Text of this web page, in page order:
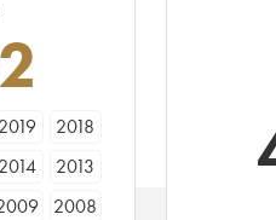
2019
2018
2014
2013
2008